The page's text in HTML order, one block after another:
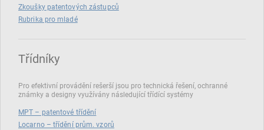
Zkoušky patentových zástupců
Rubrika pro mladé
Třídníky
Pro efektivní provádění rešerší jsou pro technická řešení, ochranné
známky a designy využívány následující třídící systémy
MPT – patentové třídění
Locarno – třídění prům. vzorů